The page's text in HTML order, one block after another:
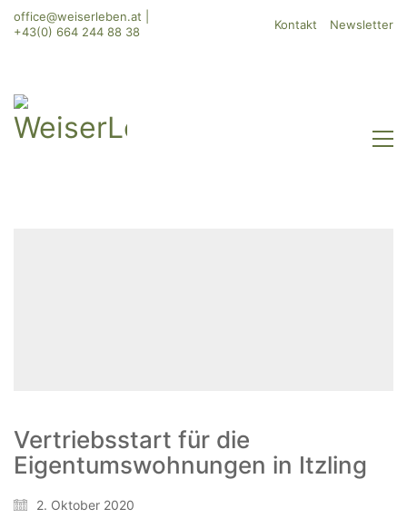
office@weiserleben.at
+43(0) 664 244 88 38
Kontakt Newsletter
Vertriebsstart für die
Eigentumswohnungen in Itzling
2. Oktober 2020
office@weiserleben.at
+43(0) 664 244 88 38